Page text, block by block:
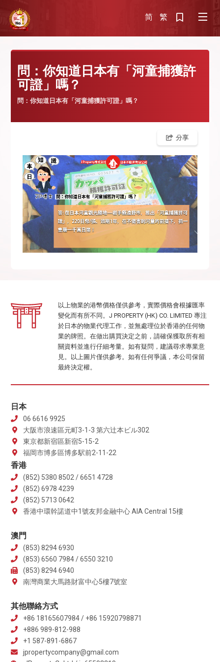
简 繁
問：你知道日本有「河童捕獲許
可證」嗎？
問：你知道日本有「河童捕獲許可證」嗎？
分享
以上物業的港幣價格僅供參考，實際價格會根據匯率
變化而有所不同。J PROPERTY (HK) CO. LIMITED 專注
於日本的物業代理工作，並無處理位於香港的任何物
業的牌照。在做出購買決定之前，請確保獲取所有相
關資料並進行仔細考量。如有疑問，建議尋求專業意
見。以上圖片僅供參考。如有任何爭議，本公司保留
最終決定權。
日本
06 6616 9925
大阪市浪速區元町3-1-3 第六辻本ビル302
東京都新宿區新宿5-15-2
福岡市博多區博多駅前2-11-22
香港
(852) 5380 8502 / 6651 4728
(852) 6978 4239
(852) 5713 0642
香港中環幹諾道中1號友邦金融中心 AIA Central 15樓
澳門
(853) 8294 6930
(853) 6560 7984 / 6550 3210
(853) 8294 6940
南灣商業大馬路財富中心5樓7號室
其他聯絡方式
+86 18165607984 / +86 15920798871
+886 989-812-988
+1 587-891-6867
jpropertycompany@gmail.com